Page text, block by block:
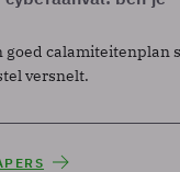
goed calamiteitenplan
versnelt.